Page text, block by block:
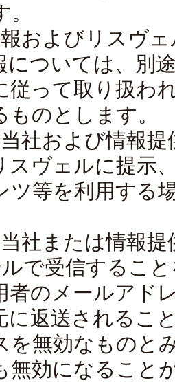
およびリスヴ
については、別
従って取り扱わ
のとします。
社および情報
スヴェルに提示
ツ等を利用する
社または情報
で受信するこ
者のメールアド
に返送されるこ
を無効なものと
無効になること